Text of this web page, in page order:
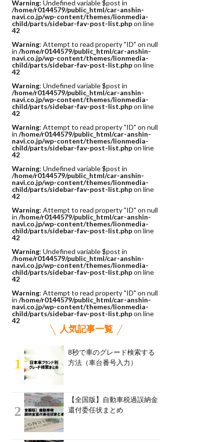
Warning: Undefined variable $post in
/home/r0144579/public_html/car-anshin-
navi.co.jp/wp-content/themes/lionmedia-
child/parts/sidebar-fav-post-list.phpon line
42
Warning: Attempt to read property "ID" on null
in /home/r0144579/public_html/car-anshin-
navi.co.jp/wp-content/themes/lionmedia-
child/parts/sidebar-fav-post-list.phpon line
42
Warning: Undefined variable $post in
/home/r0144579/public_html/car-anshin-
navi.co.jp/wp-content/themes/lionmedia-
child/parts/sidebar-fav-post-list.phpon line
42
Warning: Attempt to read property "ID" on null
in /home/r0144579/public_html/car-anshin-
navi.co.jp/wp-content/themes/lionmedia-
child/parts/sidebar-fav-post-list.phpon line
42
Warning: Undefined variable $post in
/home/r0144579/public_html/car-anshin-
navi.co.jp/wp-content/themes/lionmedia-
child/parts/sidebar-fav-post-list.phpon line
42
Warning: Attempt to read property "ID" on null
in /home/r0144579/public_html/car-anshin-
navi.co.jp/wp-content/themes/lionmedia-
child/parts/sidebar-fav-post-list.phpon line
42
Warning: Undefined variable $post in
/home/r0144579/public_html/car-anshin-
navi.co.jp/wp-content/themes/lionmedia-
child/parts/sidebar-fav-post-list.phpon line
42
Warning: Attempt to read property "ID" on null
in /home/r0144579/public_html/car-anshin-
navi.co.jp/wp-content/themes/lionmedia-
child/parts/sidebar-fav-post-list.phpon line
42
人気記事一覧
1
8秒で車のグレード検索する
方法（車台番号入力）
2
【全国版】自動車税過誤納金
還付委任状まとめ